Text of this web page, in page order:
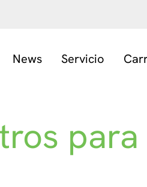
News Servicio